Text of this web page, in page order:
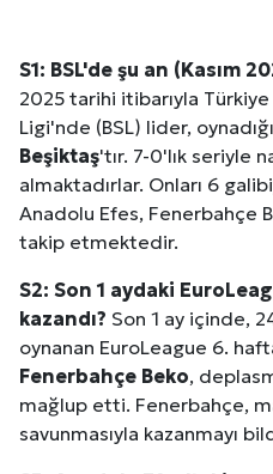
S1: BSL'de şu an (Kasım
2025 tarihi itibarıyla
Ligi'nde (BSL) lider,
Beşiktaş'tır. 7-0'lık seriyle
almaktadırlar. Onları 6
Anadolu Efes, Fenerbahçe
takip etmektedir.
S2: Son 1 aydaki
kazandı? Son 1 ay içinde,
oynanan EuroLeague 6.
Fenerbahçe Beko,
mağlup etti. Fenerbahçe,
savunmasıyla kazanmayı